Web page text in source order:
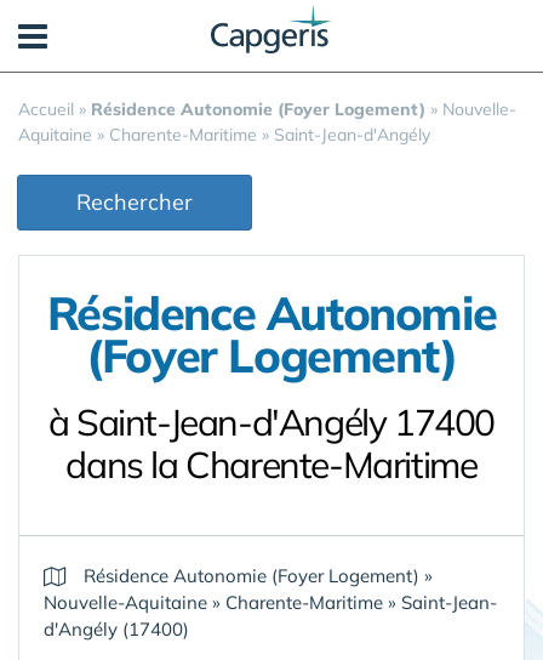
Accueil » Résidence Autonomie (Foyer Logement) » Nouvelle-
Aquitaine » Charente-Maritime » Saint-Jean-d'Angély
Rechercher
Résidence Autonomie
(Foyer Logement)
à Saint-Jean-d'Angély 17400
dans la Charente-Maritime
Résidence Autonomie (Foyer Logement) »
Nouvelle-Aquitaine » Charente-Maritime » Saint-Jean-
d'Angély (17400)